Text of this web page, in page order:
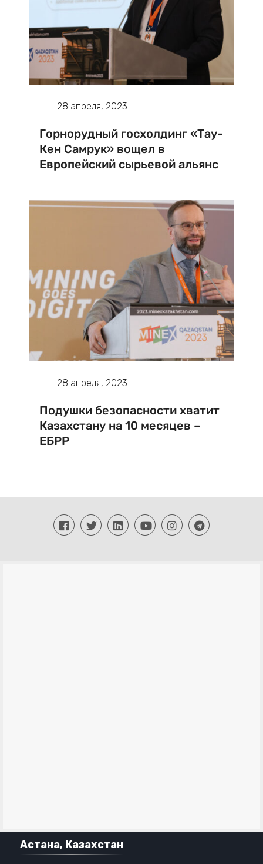
28 апреля, 2023
Горнорудный госхолдинг «Тау-
Кен Самрук» вощел в
Европейский сырьевой альянс
28 апреля, 2023
Подушки безопасности хватит
Казахстану на 10 месяцев –
ЕБРР
Астана, Казахстан